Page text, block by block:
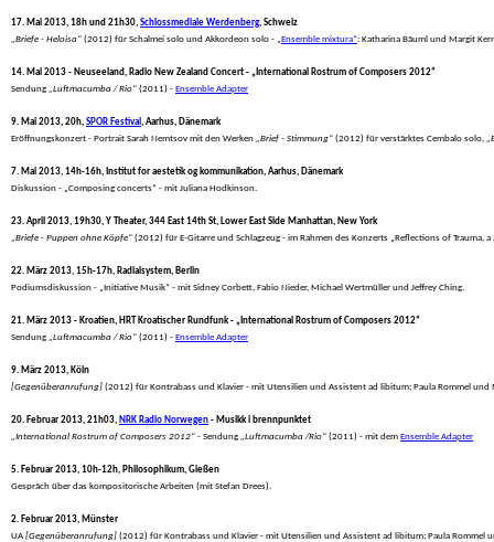
17. Mai 2013, 18h und 21h30, Schlossmediale Werdenberg, Schweiz
„Briefe - Heloisa“ (2012) für Schalmei solo und Akkordeon solo - „Ensemble mixtura“: Katharina Bäuml und Margit
14. Mai 2013 - Neuseeland, Radio New Zealand Concert - „International Rostrum of Composers 2012“
Sendung
„Luftmacumba / Rio“ (2011) - Ensemble Adapter
9. Mai 2013, 20h, SPOR Festival
, Aarhus, Dänemark
Eröffnungskonzert - Portrait Sarah Nemtsov mit den Werken
„Brief - Stimmung“ (2012) für verstärktes Cembalo solo,
7. Mai 2013, 14h-16h, Institut for aestetik og kommunikation, Aarhus, Dänemark
Diskussion - „Composing concerts“ - mit Juliana Hodkinson.
23. April 2013, 19h30, Y Theater, 344 East 14th St, Lower East Side Manhattan, New York
„Briefe - Puppen ohne Köpfe“ (2012) für E-Gitarre und Schlagzeug - im Rahmen des Konzerts „Reflections of Trauma,
22. März 2013, 15h-17h, Radialsystem, Berlin
Podiumsdiskussion - „Initiative Musik“ - mit Sidney Corbett, Fabio Nieder, Michael Wertmüller und Jeffrey Ching.
21. März 2013 - Kroatien, HRT Kroatischer Rundfunk - „International Rostrum of Composers 2012“
Sendung
„Luftmacumba / Rio“ (2011) - Ensemble Adapter
9. März 2013, Köln
[Gegenüberanrufung] (2012) für Kontrabass und Klavier - mit Utensilien und Assistent ad libitum; Paula Rommel und
20. Februar 2013, 21h03, NRK Radio Norwegen - Musikk i brennpunktet
„International Rostrum of Composers 2012“ - Sendung „Luftmacumba /Rio“ (2011) - mit dem Ensemble Adapter
5. Februar 2013, 10h-12h, Philosophikum, Gießen
Gespräch über das kompositorische Arbeiten (mit Stefan Drees).
2. Februar 2013, Münster
UA [Gegenüberanrufung] (2012) für Kontrabass und Klavier - mit Utensilien und Assistent ad libitum; Paula Rommel